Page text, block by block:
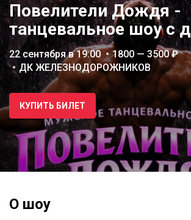
Повелители Дождя -
танцевальное шоу с
22 сентября в 19:00
1800 — 3500 ₽
ДК ЖЕЛЕЗНОДОРОЖНИКОВ
КУПИТЬ БИЛЕТ
О шоу